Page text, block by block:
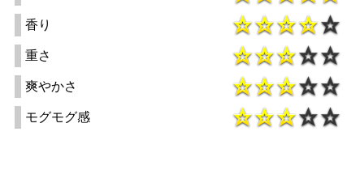
香り
重さ
爽やかさ
モグモグ感